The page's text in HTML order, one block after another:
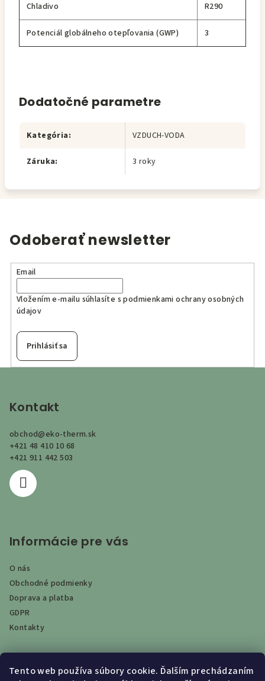
Tento web používa súbory cookie. Ďalším prechádzaním
Chladivo R290
Potenciál globálneho otepľovania (GWP) 3
Dodatočné parametre
Kategória: VZDUCH-VODA
Záruka: 3 roky
Odoberať newsletter
Email
Vložením e-mailu súhlasíte spodmienkami ochrany osobných
údajov
Prihlásiť sa
Kontakt
obchod@eko-therm.sk
+421 48 410 10 68
+421 911 442 503
Informácie pre vás
O nás
Obchodné podmienky
Doprava a platba
GDPR
Kontakty